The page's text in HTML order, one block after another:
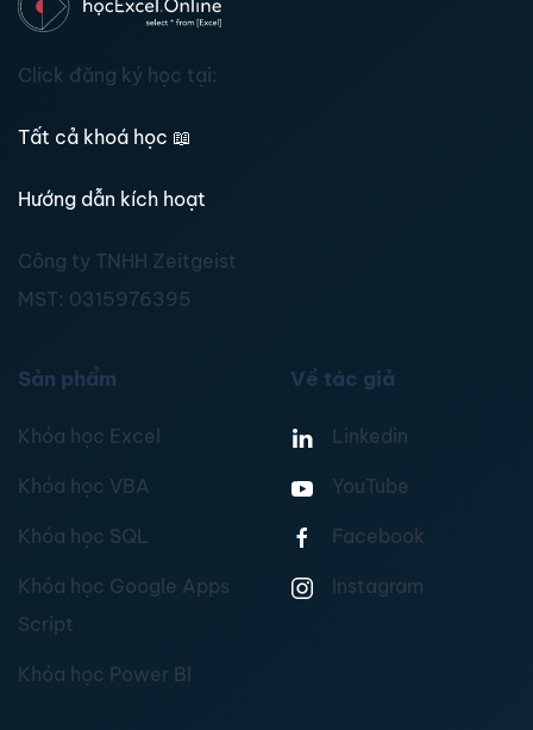
Click đăng ký học tại:
Tất cả khoá học 📖
Hướng dẫn kích hoạt
Công ty TNHH Zeitgeist
MST: 0315976395
Sản phẩm
Khóa học Excel
Khóa học VBA
Khóa học SQL
Khóa học Google Apps
Script
Khóa học Power BI
Về tác giả
Linkedin
YouTube
Facebook
Instagram